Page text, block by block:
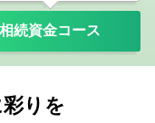
相続資金コース
りを